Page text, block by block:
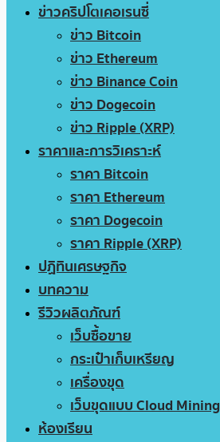
ข่าวคริปโตเคอเรนซี่
ข่าว Bitcoin
ข่าว Ethereum
ข่าว Binance Coin
ข่าว Dogecoin
ข่าว Ripple (XRP)
ราคาและการวิเคราะห์
ราคา Bitcoin
ราคา Ethereum
ราคา Dogecoin
ราคา Ripple (XRP)
ปฏิทินเศรษฐกิจ
บทความ
รีวิวผลิตภัณฑ์
เว็บซื้อขาย
กระเป๋าเก็บเหรียญ
เครื่องขุด
เว็บขุดแบบ Cloud Mining
ห้องเรียน